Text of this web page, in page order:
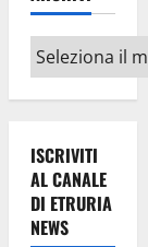
Archivi
ISCRIVITI
AL CANALE
DI ETRURIA
NEWS